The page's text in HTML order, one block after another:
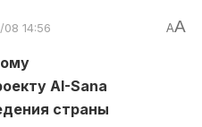
14:56 AA
AI-Sana
страны